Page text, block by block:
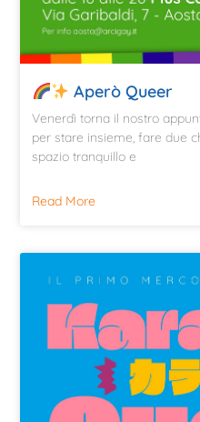
Aperò Queer
Venerdì torna il nostro
per stare insieme, fare due
spazio tranquillo e
Read More